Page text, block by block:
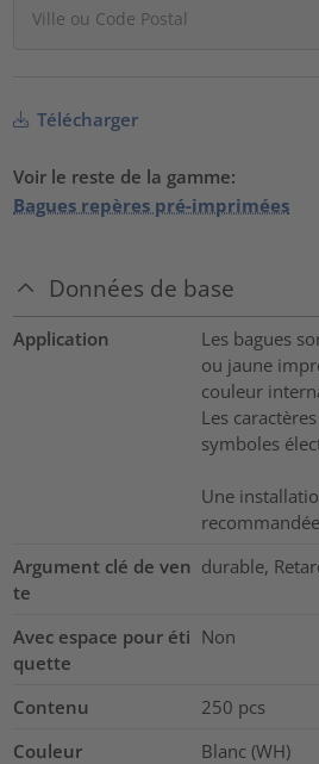
Télécharger
Voir le reste de la gamme:
Bagues repères pré-imprimées
Données de base
Application
Les bagues
ou jaune
couleur
Les
symboles
Une
Argument clé de ven
te
durable,
Avec espace pour éti
quette
Non
Contenu 250 pcs
Couleur
Blanc (WH)